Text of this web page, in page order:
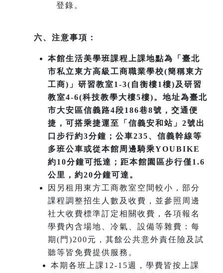
登錄。
六、注意事項：
本館生活美學班課程上課地點為「臺北
市私立東方高級工商職業學校(簡稱東方
工商)」研習教室1-3(自衡樓1樓)及研習
教室4-6(科技教學大樓5樓)。地址為臺北
市大安區信義路4段186巷8號，交通便
捷，可搭乘捷運至「信義安和站」2號出
口步行約3分鐘；公車235、信義幹線等
多班公車或從本館周邊騎乘YOUBIKE
約10分鐘可抵達；距本館園區步行僅1.6
公里，約20分鐘可達。
因另租用東方工商教室空間較小，部分
課程調整招生人數及收費，並參照周邊
社大收費標準訂定相關收費，各項報名
學費內含場地、冷氣、設備等雜費：每
期(門)200元，其餘公共意外責任險及試
聽等皆免費提供服務。
本期各班上課12-15週，學費皆按上課